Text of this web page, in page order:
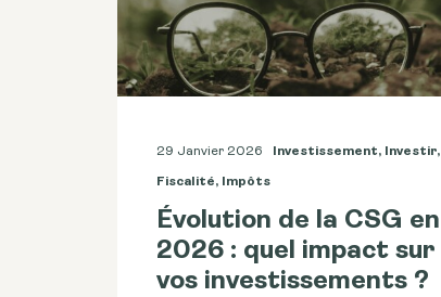
29 Janvier 2026 Investissement, Investir,
Fiscalité, Impôts
Évolution de la CSG en
2026 : quel impact sur
vos investissements ?